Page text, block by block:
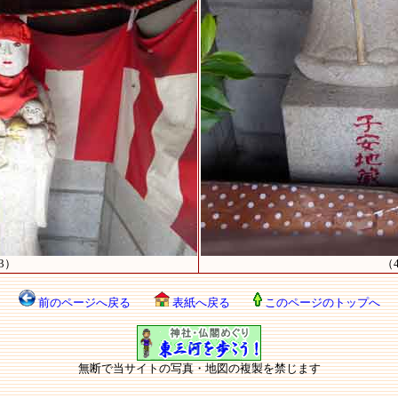
前のページへ戻る 表紙へ戻る このページのトップへ
無断で当サイトの写真・地図の複製を禁じます